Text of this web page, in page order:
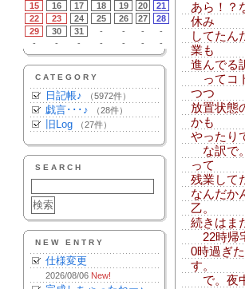
15
16 17 18 19 20
21
22
23 24 25 26 27
28
29
30 31 - - -
-
-
- - - - - -
CATEGORY
日記帳♪ （5972件）
戯言･･･♪ （28件）
旧Log （27件）
SEARCH
NEW ENTRY
仕様変更
2026/08/06 New!
あら！？
休み
してたん
業も
進んでる
ってコ
つつ
放置状態
かも
やったり
な訳で
って
残業して
なんだか
乙。
続きはま
22時帰
0時過ぎ
す。
で。夜